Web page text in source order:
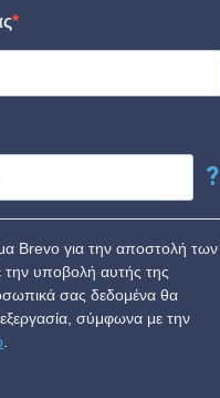
?
Brevo για την αποστολή των
την υποβολή αυτής της
σας δεδομένα θα
σύμφωνα με την